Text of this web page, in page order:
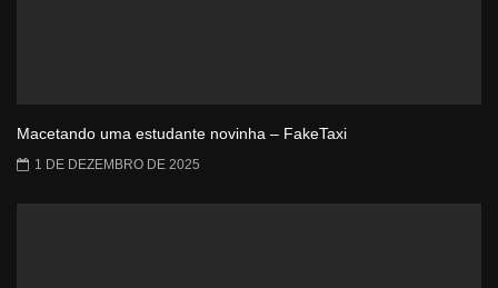
Macetando uma estudante novinha – FakeTaxi
1 DE DEZEMBRO DE 2025